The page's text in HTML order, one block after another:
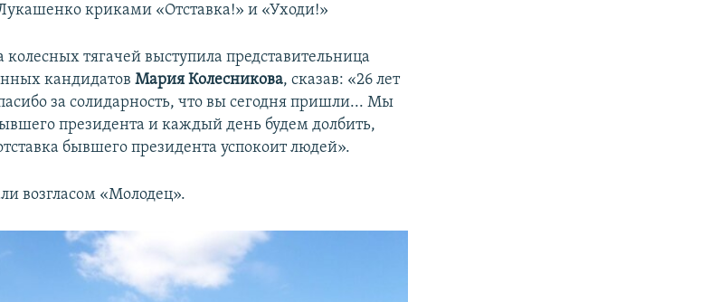
криками «Отставка!» и «Уходи!»
колесных тягачей выступила представительница
кандидатовМария Колесникова, сказав: «26 лет
за солидарность, что вы сегодня пришли... Мы
президента и каждый день будем долбить,
бывшего президента успокоит людей».
возгласом «Молодец».